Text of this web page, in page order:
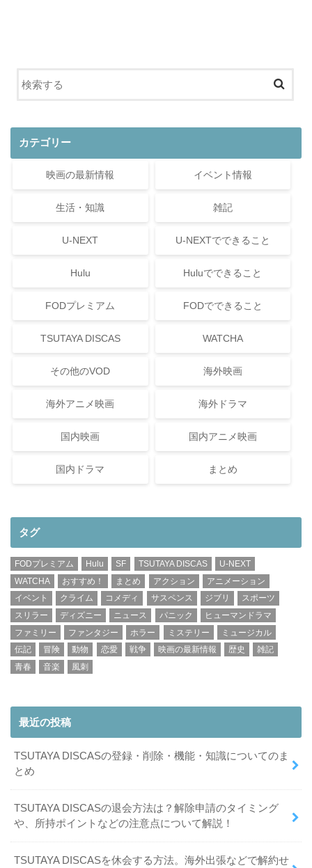
カテゴリー
映画の最新情報 イベント情報
生活・知識 雑記
U-NEXT U-NEXTでできること
Hulu Huluでできること
FODプレミアム FODでできること
TSUTAYA DISCAS WATCHA
その他のVOD 海外映画
海外アニメ映画 海外ドラマ
国内映画 国内アニメ映画
国内ドラマ まとめ
タグ
FODプレミアム Hulu SF TSUTAYA DISCAS
U-NEXT
WATCHA
おすすめ！ まとめ アクション
アニメーション
イベント
クライム コメディ サスペンス ジブリ
スポーツ
スリラー
ディズニー ニュース パニック
ヒューマンドラマ
ファミリー
ファンタジー ホラー ミステリー
ミュージカル
伝記
冒険 動物 恋愛 戦争 映画の最新情報 歴史
雑記
青春
音楽 風刺
最近の投稿
TSUTAYA DISCASの登録・削除・機能・知識についてのま
とめ
TSUTAYA DISCASの退会方法は？解除申請のタイミング
や、所持ポイントなどの注意点について解説！
TSUTAYA DISCASを休会する方法。海外出張などで解約せ